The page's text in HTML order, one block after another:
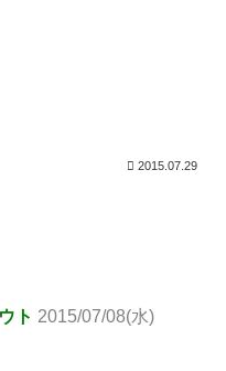
2015.07.29
ト 2015/07/08(水)